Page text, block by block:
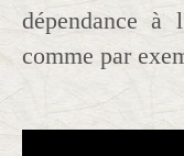
dépendance à
comme par